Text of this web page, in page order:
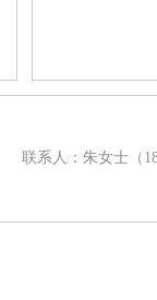
联系人：朱女士（